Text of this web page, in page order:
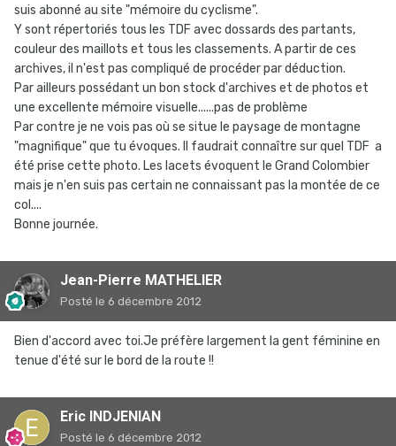
suis abonné au site "mémoire du cyclisme".
Y sont répertoriés tous les TDF avec dossards des partants,
couleur des maillots et tous les classements. A partir de ces
archives, il n'est pas compliqué de procéder par déduction.
Par ailleurs possédant un bon stock d'archives et de photos et
une excellente mémoire visuelle......pas de problème
Par contre je ne vois pas où se situe le paysage de montagne
"magnifique" que tu évoques. Il faudrait connaître sur quel TDF a
été prise cette photo. Les lacets évoquent le Grand Colombier
mais je n'en suis pas certain ne connaissant pas la montée de ce
col....
Bonne journée.
Jean-Pierre MATHELIER
Posté le 6 décembre 2012
Bien d'accord avec toi.Je préfère largement la gent féminine en
tenue d'été sur le bord de la route !!
Eric INDJENIAN
Posté le 6 décembre 2012